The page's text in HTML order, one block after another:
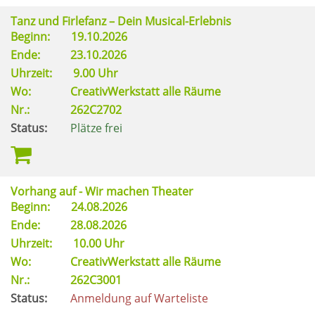
Tanz und Firlefanz – Dein Musical-Erlebnis
Beginn:
19.10.2026
Ende:
23.10.2026
Uhrzeit:
9.00 Uhr
Wo:
CreativWerkstatt alle Räume
Nr.:
262C2702
Status:
Plätze frei
Vorhang auf - Wir machen Theater
Beginn:
24.08.2026
Ende:
28.08.2026
Uhrzeit:
10.00 Uhr
Wo:
CreativWerkstatt alle Räume
Nr.:
262C3001
Status:
Anmeldung auf Warteliste